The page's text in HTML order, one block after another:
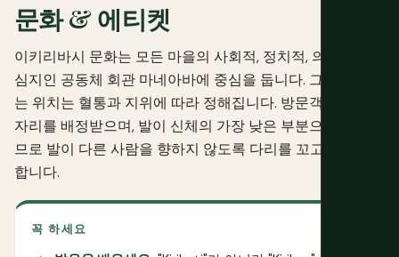
문화 & 에티켓
이키리바시 문화는 모든 마을의 사회적, 정치적, 의례적 중
심지인 공동체 회관 마네아바에 중심을 둡니다. 그 안의 앉
는 위치는 혈통과 지위에 따라 정해집니다. 방문객은 손님
자리를 배정받으며, 발이 신체의 가장 낮은 부분으로 간주되
므로 발이 다른 사람을 향하지 않도록 다리를 꼬고 앉아야
합니다.
꼭 하세요